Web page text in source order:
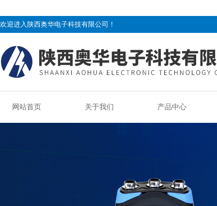
欢迎进入陕西奥华电子科技有限公司！
网站首页 关于我们 产品中心